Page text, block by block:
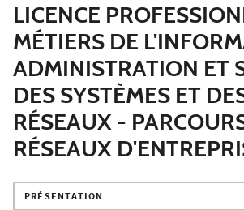
LICENCE
MÉTIERS DE
ADMINISTRATION ET
DES SYSTÈMES ET
RÉSEAUX -
RÉSEAUX
PRÉSENTATION